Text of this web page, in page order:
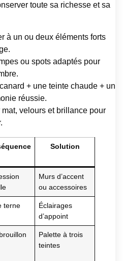
toute sa richesse et sa
à un ou deux éléments forts
ou spots adaptés pour
+ une teinte chaude + un
réussie.
velours et brillance pour
Solution
Murs d’accent
ou accessoires
terne
Éclairages
d’appoint
Palette à trois
teintes